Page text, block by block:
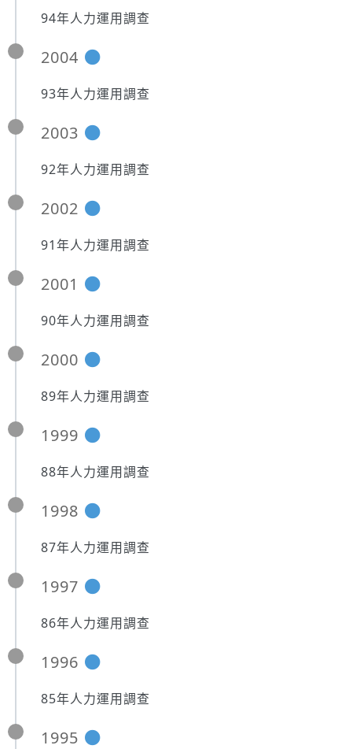
94年人力運用調查
2004
93年人力運用調查
2003
92年人力運用調查
2002
91年人力運用調查
2001
90年人力運用調查
2000
89年人力運用調查
1999
88年人力運用調查
1998
87年人力運用調查
1997
86年人力運用調查
1996
85年人力運用調查
1995